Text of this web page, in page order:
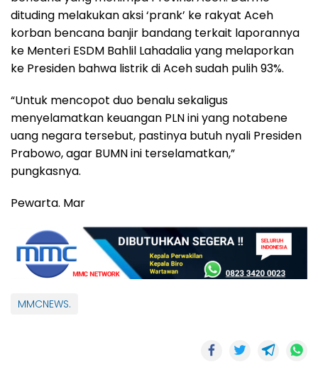
dituding melakukan aksi ‘prank’ ke rakyat Aceh
korban bencana banjir bandang terkait laporannya
ke Menteri ESDM Bahlil Lahadalia yang melaporkan
ke Presiden bahwa listrik di Aceh sudah pulih 93%.
“Untuk mencopot duo benalu sekaligus
menyelamatkan keuangan PLN ini yang notabene
uang negara tersebut, pastinya butuh nyali Presiden
Prabowo, agar BUMN ini terselamatkan,”
pungkasnya.
Pewarta. Mar
MMCNEWS.